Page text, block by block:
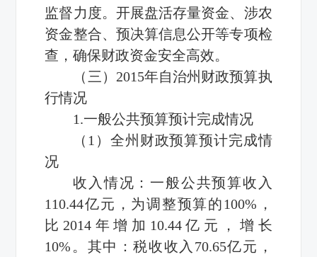
监督力度。开展盘活存量资金、涉农
资金整合、预决算信息公开等专项检
查，确保财政资金安全高效。
（三）2015年自治州财政预算执
行情况
1.一般公共预算预计完成情况
（1）全州财政预算预计完成情
况
收入情况：一般公共预算收入
110.44亿元，为调整预算的100%，
比2014年增加10.44亿元，增长
10%。其中：税收收入70.65亿元，